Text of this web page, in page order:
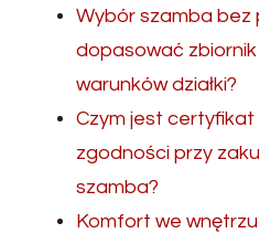
Wybór szamba bez
dopasować
warunków działki?
Czym jest certyfikat
zgodności przy
szamba?
Komfort we